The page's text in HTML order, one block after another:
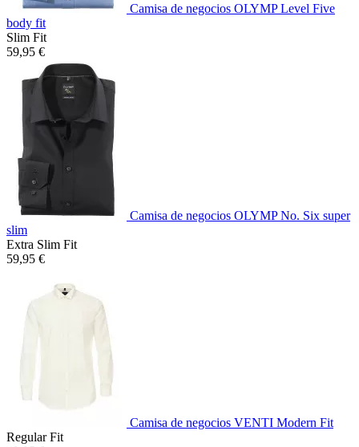
Camisa de negocios OLYMP Level Five
body fit
Slim Fit
59,95 €
Camisa de negocios OLYMP No. Six super
slim
Extra Slim Fit
59,95 €
Camisa de negocios VENTI Modern Fit
Regular Fit